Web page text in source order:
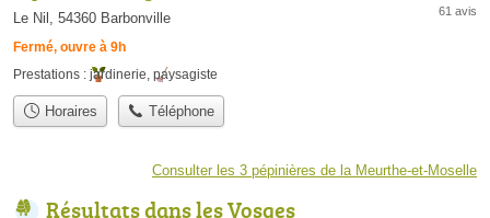
Le Nil, 54360 Barbonville
Fermé, ouvre à 9h
61 avis
Prestations : jardinerie, paysagiste
Horaires Téléphone
Consulter les 3 pépinières de la Meurthe-et-Moselle
Résultats dans les Vosges